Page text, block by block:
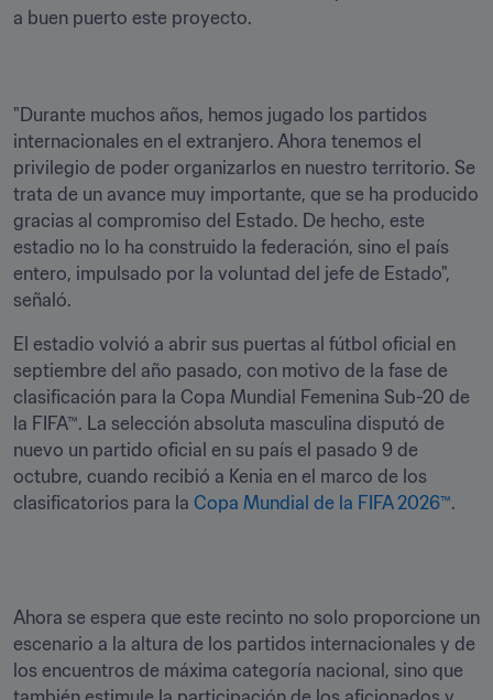
a buen puerto este proyecto.
"Durante muchos años, hemos jugado los partidos
internacionales en el extranjero. Ahora tenemos el
privilegio de poder organizarlos en nuestro territorio. Se
trata de un avance muy importante, que se ha producido
gracias al compromiso del Estado. De hecho, este
estadio no lo ha construido la federación, sino el país
entero, impulsado por la voluntad del jefe de Estado",
señaló.
El estadio volvió a abrir sus puertas al fútbol oficial en
septiembre del año pasado, con motivo de la fase de
clasificación para la Copa Mundial Femenina Sub-20 de
la FIFA™. La selección absoluta masculina disputó de
nuevo un partido oficial en su país el pasado 9 de
octubre, cuando recibió a Kenia en el marco de los
clasificatorios para la Copa Mundial de la FIFA 2026™.
Ahora se espera que este recinto no solo proporcione un
escenario a la altura de los partidos internacionales y de
los encuentros de máxima categoría nacional, sino que